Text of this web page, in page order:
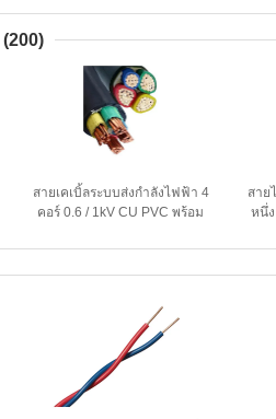
3x95SQMM ตามมาตรฐาน AS
(200)
สายเคเบิ้ลระบบส่งกำลังไฟฟ้า 4
คอร์ 0.6 / 1kV CU PVC พร้อม
สาย
หนึ่